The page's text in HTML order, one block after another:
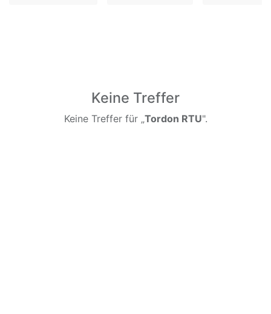
Keine Treffer
Keine Treffer für „Tordon RTU".